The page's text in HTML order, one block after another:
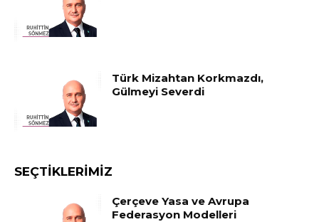
Türk Mizahtan Korkmazdı,
Gülmeyi Severdi
SEÇTIKLERIMIZ
Çerçeve Yasa ve Avrupa
Federasyon Modelleri